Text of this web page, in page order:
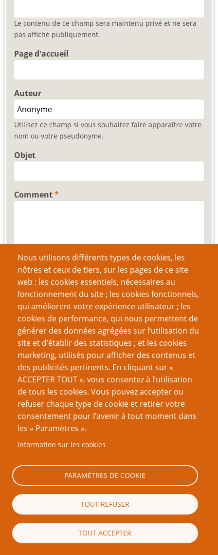
Le contenu de ce champ sera maintenu privé et ne sera
pas affiché publiquement.
Page d'accueil
Auteur
Utilisez ce champ si vous souhaitez faire apparaître votre
nom ou votre pseudonyme.
Objet
Comment
CAPTCHA
Quel code est dissimulé dans l'image ?
Saisir les caractères affichés dans l'image.
Cette question nous permet de vérifier que vous n'êtes
pas une robot.
Nous utilisons différents types de cookies, les
nôtres et ceux de tiers, sur les pages de ce site
web : les cookies essentiels, nécessaires au
fonctionnement du site ; les cookies fonctionnels,
qui améliorent votre expérience utilisateur ; les
cookies de performance, qui nous permettent de
générer des données agrégées sur l’utilisation du
site et d’établir des statistiques ; et les cookies
marketing, utilisés pour afficher des contenus et
des publicités pertinents. En cliquant sur «
ACCEPTER TOUT », vous consentez à l’utilisation
de tous les cookies. Vous pouvez accepter ou
refuser chaque type de cookie et retirer votre
consentement pour l’avenir à tout moment dans
les « Paramètres ».
Information sur les cookies
PARAMÈTRES DE COOKIE
TOUT REFUSER
TOUT ACCEPTER
Mention légale importante
Nous vous encourageons à faire un lien vers cette page plutôt que
de la copier ailleurs, car toute reproduction de texte qui dépasse la
longueur raisonnable d’une citation (c’est-à-dire, en règle générale,
un ou deux paragraphes) est strictement interdite. Si vous
reproduisez une grande partie ou la totalité du texte de cette page